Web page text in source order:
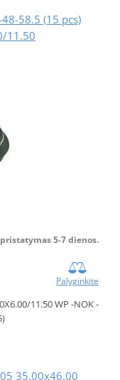
48-58.5 (15 pcs)
11.50
5-7 dienos.
Palyginkite
11.50 WP -NOK -
35.00x46.00